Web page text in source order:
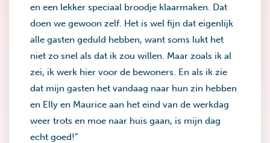
en een lekker speciaal broodje klaarmaken. Dat
doen we gewoon zelf. Het is wel fijn dat eigenlijk
alle gasten geduld hebben, want soms lukt het
niet zo snel als dat ik zou willen. Maar zoals ik al
zei, ik werk hier voor de bewoners. En als ik zie
dat mijn gasten het vandaag naar hun zin hebben
en Elly en Maurice aan het eind van de werkdag
weer trots en moe naar huis gaan, is mijn dag
echt goed!”